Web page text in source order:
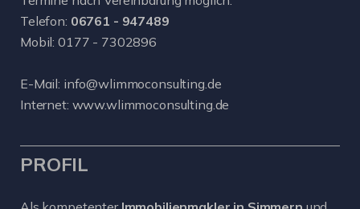
Telefon: 06761 - 947489
Mobil: 0177 - 7302896
E-Mail: info@wlimmoconsulting.de
Internet: www.wlimmoconsulting.de
PROFIL